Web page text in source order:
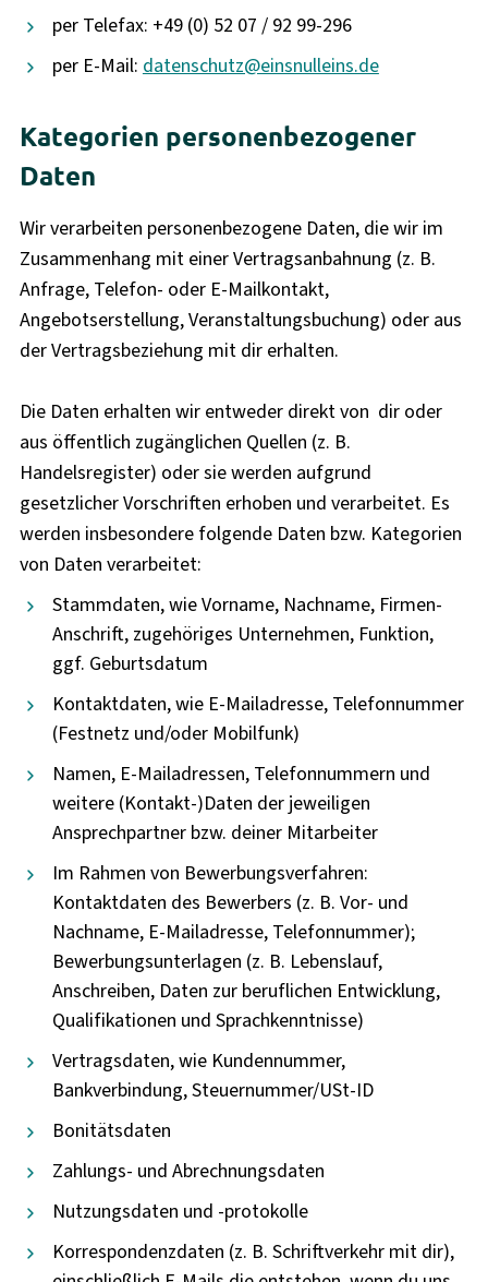
per Telefax: +49 (0) 52 07 / 92 99-296
per E-Mail:
datenschutz@einsnulleins.de
Kategorien personenbezogener
Daten
Wir verarbeiten personenbezogene Daten, die wir im
Zusammenhang mit einer Vertragsanbahnung (z. B.
Anfrage, Telefon- oder E-Mailkontakt,
Angebotserstellung, Veranstaltungsbuchung) oder aus
der Vertragsbeziehung mit dir erhalten.
Die Daten erhalten wir entweder direkt von dir oder
aus öffentlich zugänglichen Quellen (z. B.
Handelsregister) oder sie werden aufgrund
gesetzlicher Vorschriften erhoben und verarbeitet. Es
werden insbesondere folgende Daten bzw. Kategorien
von Daten verarbeitet:
Stammdaten, wie Vorname, Nachname, Firmen-
Anschrift, zugehöriges Unternehmen, Funktion,
ggf. Geburtsdatum
Kontaktdaten, wie E-Mailadresse, Telefonnummer
(Festnetz und/oder Mobilfunk)
Namen, E-Mailadressen, Telefonnummern und
weitere (Kontakt-)Daten der jeweiligen
Ansprechpartner bzw. deiner Mitarbeiter
Im Rahmen von Bewerbungsverfahren:
Kontaktdaten des Bewerbers (z. B. Vor- und
Nachname, E-Mailadresse, Telefonnummer);
Bewerbungsunterlagen (z. B. Lebenslauf,
Anschreiben, Daten zur beruflichen Entwicklung,
Qualifikationen und Sprachkenntnisse)
Vertragsdaten, wie Kundennummer,
Bankverbindung, Steuernummer/USt-ID
Bonitätsdaten
Zahlungs- und Abrechnungsdaten
Nutzungsdaten und -protokolle
Korrespondenzdaten (z. B. Schriftverkehr mit dir),